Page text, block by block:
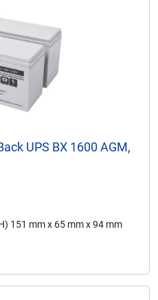
UPS BX 1600 AGM,
151 mm x 65 mm x 94 mm